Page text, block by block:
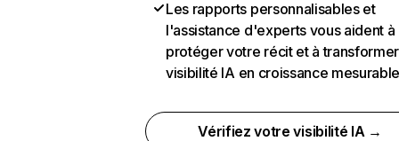
Les rapports personnalisables et
l'assistance d'experts vous aident à
protéger votre récit et à
visibilité IA en croissance
Vérifiez votre visibilité IA →